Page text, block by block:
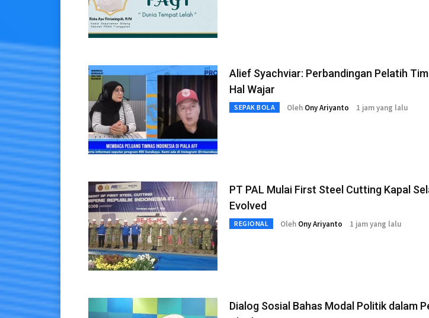
Alief Syachviar: Perbandingan Pelatih
Hal Wajar
SEPAK BOLA Oleh Ony Ariyanto 1 jam yang lalu
PT PAL Mulai First Steel Cutting Kapal
Evolved
REGIONAL Oleh Ony Ariyanto 1 jam yang lalu
Dialog Sosial Bahas Modal Politik dalam